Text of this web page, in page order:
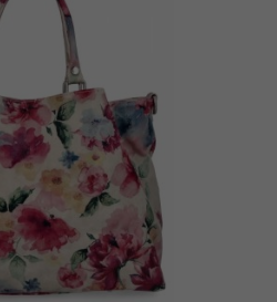
Șterge filtru mai mult